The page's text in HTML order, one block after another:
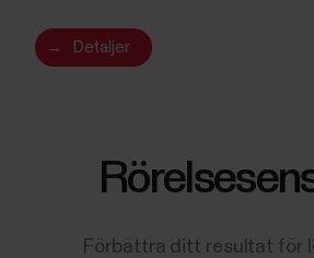
→ Detaljer
Förbättra ditt resultat för